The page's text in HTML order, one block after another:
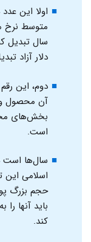
اولا این
متوسط نرخ
دلار آزاد
آن محصول
بخش‌های
است.
سال‌ها است
اسلامی این
حجم بزرگ
باید آنها
کند.